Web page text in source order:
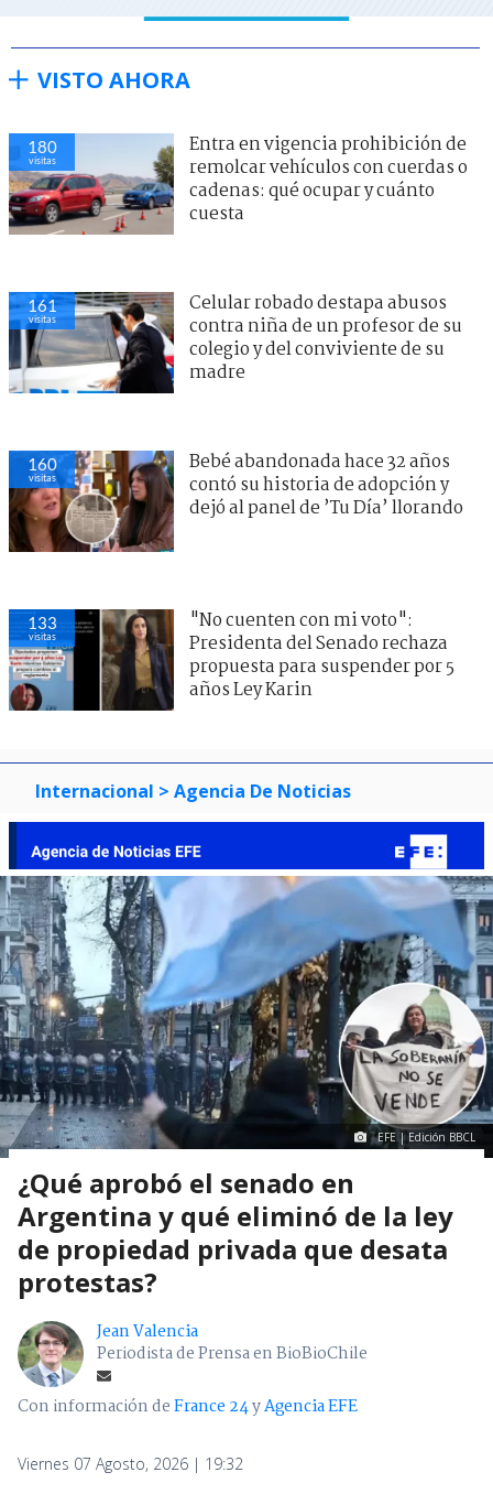
VISTO AHORA
180
visitas
Entra en vigencia prohibición de
remolcar vehículos con cuerdas o
cadenas: qué ocupar y cuánto
cuesta
161
visitas
Celular robado destapa abusos
contra niña de un profesor de su
colegio y del conviviente de su
madre
160
visitas
Bebé abandonada hace 32 años
contó su historia de adopción y
dejó al panel de ’Tu Día’ llorando
133
visitas
"No cuenten con mi voto":
Presidenta del Senado rechaza
propuesta para suspender por 5
años Ley Karin
Internacional > Agencia De Noticias
EFE | Edición BBCL
¿Qué aprobó el senado en
Argentina y qué eliminó de la ley
de propiedad privada que desata
protestas?
Jean Valencia
Periodista de Prensa en BioBioChile
Con información deFrance 24yAgencia EFE
Viernes 07 Agosto, 2026 | 19:32